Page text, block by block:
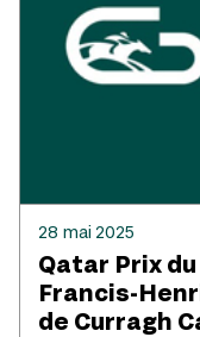
28 mai 2025
Qatar Prix du
Francis-
de Curragh